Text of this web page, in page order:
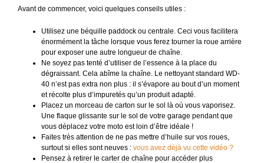
Avant de commencer, voici quelques conseils utiles :
Utilisez une béquille paddock ou centrale. Ceci vous facilitera
énormément la tâche lorsque vous ferez tourner la roue arrière
pour exposer une autre longueur de chaîne.
Ne soyez pas tenté d’utiliser de l’essence à la place du
dégraissant. Cela abîme la chaîne. Le nettoyant standard WD-
40 n’est pas extra non plus : il s’évapore au bout d’un moment
et récolte plus d’impuretés qu’un produit adapté.
Placez un morceau de carton sur le sol là où vous vaporisez.
Une flaque glissante sur le sol de votre garage pendant que
vous déplacez votre moto est loin d’être idéale !
Faites très attention de ne pas mettre d’huile sur vos roues,
surtout si elles sont neuves : vous avez déjà vu cette vidéo ?
Pensez à retirer le carter de chaîne pour accéder plus